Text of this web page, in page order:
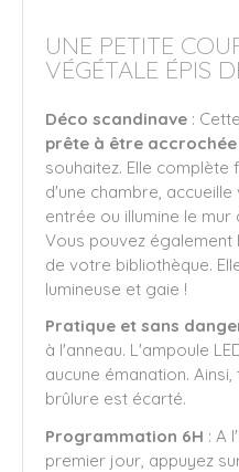
UNE PETITE
VÉGÉTALE ÉPIS
Déco scandinave :
prête à être accrochée
souhaitez. Elle
d'une chambre,
entrée ou illumine le mur
Vous pouvez
de votre bibliothèque.
lumineuse et gaie !
Pratique et sans
à l'anneau. L'ampoule
aucune émanation.
brûlure est écarté.
Programmation 6H : A
premier jour, appuyez